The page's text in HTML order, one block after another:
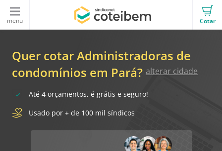
menu Cotar
Quer cotar Administradoras de
condomínios em Pará? alterar cidade
Até 4 orçamentos, é grátis e seguro!
Usado por + de 100 mil síndicos